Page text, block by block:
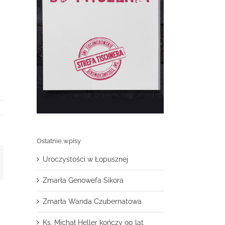
Ostatnie wpisy
Uroczystości w Łopusznej
Zmarła Genowefa Sikora
Zmarła Wanda Czubernatowa
Ks. Michał Heller kończy 90 lat